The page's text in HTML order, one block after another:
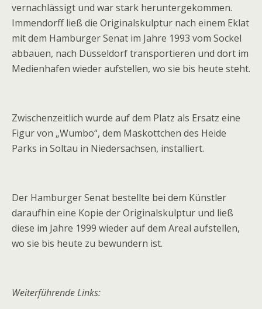
vernachlässigt und war stark heruntergekommen.
Immendorff ließ die Originalskulptur nach einem Eklat
mit dem Hamburger Senat im Jahre 1993 vom Sockel
abbauen, nach Düsseldorf transportieren und dort im
Medienhafen wieder aufstellen, wo sie bis heute steht.
Zwischenzeitlich wurde auf dem Platz als Ersatz eine
Figur von „Wumbo“, dem Maskottchen des Heide
Parks in Soltau in Niedersachsen, installiert.
Der Hamburger Senat bestellte bei dem Künstler
daraufhin eine Kopie der Originalskulptur und ließ
diese im Jahre 1999 wieder auf dem Areal aufstellen,
wo sie bis heute zu bewundern ist.
Weiterführende Links: